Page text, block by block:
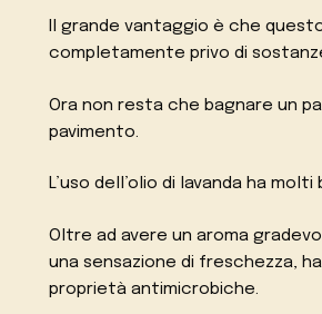
Il grande vantaggio è che
completamente privo di
Ora non resta che bagnare un
pavimento.
L’uso dell’olio di lavanda ha molti
Oltre ad avere un aroma
una sensazione di freschezza,
proprietà antimicrobiche.